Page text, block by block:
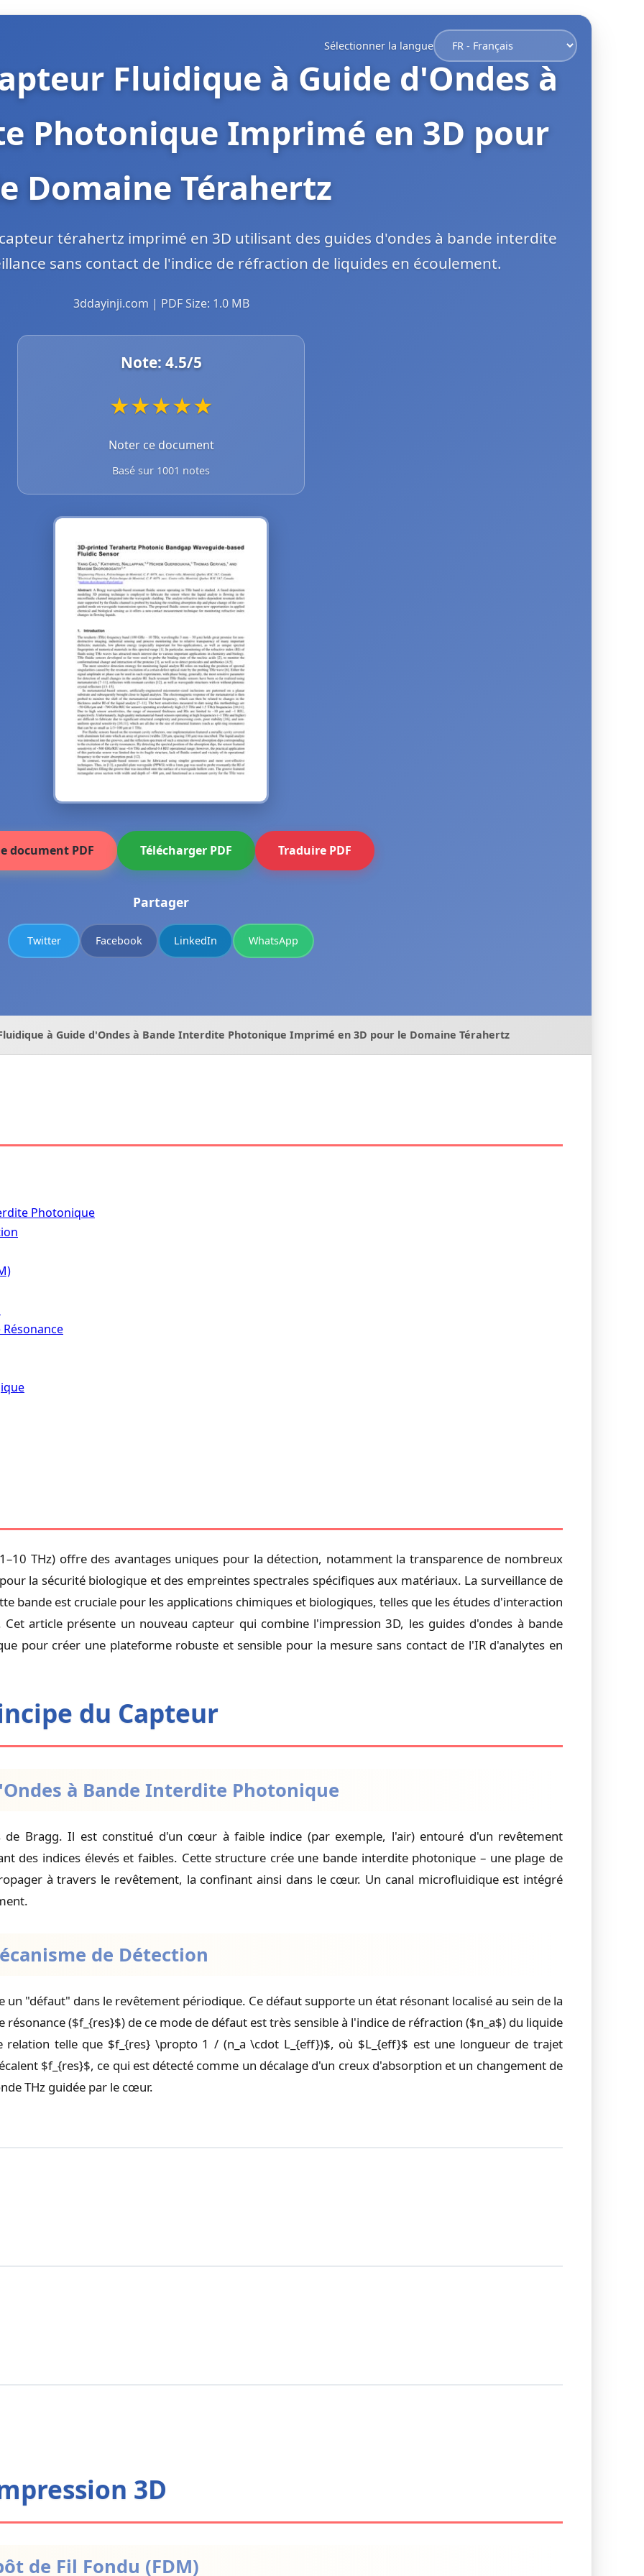
Sélectionner la langue
Fluidique à Guide d'Ondes à
Photonique Imprimé en 3D pour
Domaine Térahertz
térahertz imprimé en 3D utilisant des guides d'ondes à bande interdite
sans contact de l'indice de réfraction de liquides en écoulement.
3ddayinji.com | PDF Size: 1.0 MB
Note: 4.5/5
★★★★★
Noter ce document
Basé sur 1001 notes
document PDF Télécharger PDF Traduire PDF
Partager
Twitter Facebook LinkedIn WhatsApp
à Guide d'Ondes à Bande Interdite Photonique Imprimé en 3D pour le Domaine Térahertz
Photonique
THz) offre des avantages uniques pour la détection, notamment la transparence de nombreux
la sécurité biologique et des empreintes spectrales spécifiques aux matériaux. La surveillance de
bande est cruciale pour les applications chimiques et biologiques, telles que les études d'interaction
article présente un nouveau capteur qui combine l'impression 3D, les guides d'ondes à bande
pour créer une plateforme robuste et sensible pour la mesure sans contact de l'IR d'analytes en
du Capteur
à Bande Interdite Photonique
Bragg. Il est constitué d'un cœur à faible indice (par exemple, l'air) entouré d'un revêtement
des indices élevés et faibles. Cette structure crée une bande interdite photonique – une plage de
à travers le revêtement, la confinant ainsi dans le cœur. Un canal microfluidique est intégré
de Détection
"défaut" dans le revêtement périodique. Ce défaut supporte un état résonant localisé au sein de la
($f_{res}$) de ce mode de défaut est très sensible à l'indice de réfraction ($n_a$) du liquide
relation telle que $f_{res} \propto 1 / (n_a \cdot L_{eff})$, où $L_{eff}$ est une longueur de trajet
$f_{res}$, ce qui est détecté comme un décalage d'un creux d'absorption et un changement de
THz guidée par le cœur.
3D
de Fil Fondu (FDM)